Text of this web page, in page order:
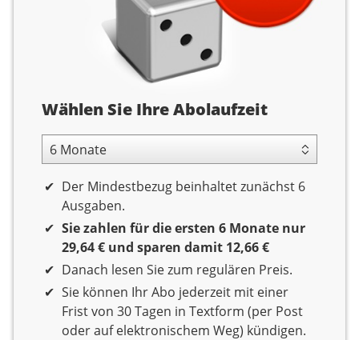
Abolaufzeit
Wählen Sie Ihre Abolaufzeit
6 Monate Laufzeit
Der Mindestbezug beinhaltet zunächst 6
Ausgaben.
Sie zahlen für die ersten 6 Monate nur
29,64 € und sparen damit 12,66 €
Danach lesen Sie zum regulären Preis.
Sie können Ihr Abo jederzeit mit einer
Frist von 30 Tagen in Textform (per Post
oder auf elektronischem Weg) kündigen.